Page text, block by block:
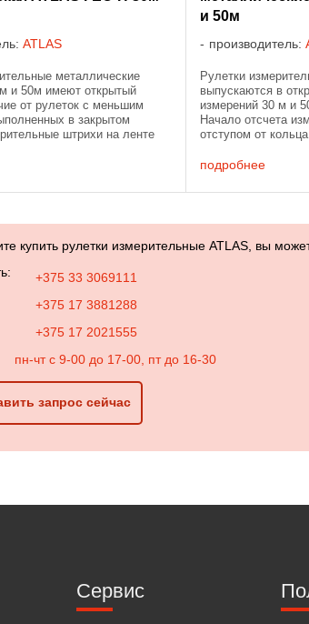
ATLAS
металлические
и 50м имеют открытый
от рулеток с меньшим
в закрытом
штрихи на ленте
1 ...
и 50м
производитель:
Рулетки
выпускаются в
измерений 30 м и
Начало отсчета
отступом от
покрытие,
подробнее
купить рулетки измерительные ATLAS, вы
+375 33 3069111
+375 17 3881288
+375 17 2021555
пн-чт с 9-00 до 17-00, пт до 16-30
запрос сейчас
Сервис